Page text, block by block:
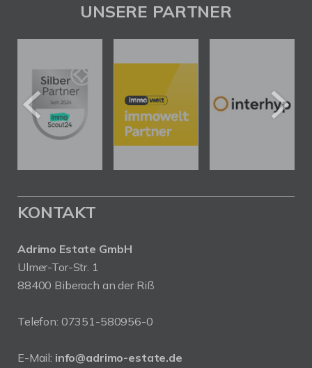
UNSERE PARTNER
KONTAKT
Adrimo Estate GmbH
Ulmer-Tor-Str. 1
88400 Biberach an der Riß
Telefon: 07351-580956-0
E-Mail: info@adrimo-estate.de